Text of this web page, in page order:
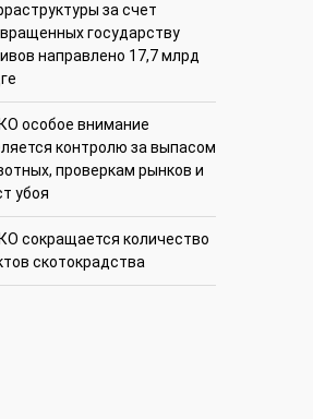
за счет
государству
направлено 17,7 млрд
особое внимание
контролю за выпасом
проверкам рынков и
убоя
сокращается количество
скотокрадства